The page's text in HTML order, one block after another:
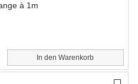
à 1m
In den Warenkorb